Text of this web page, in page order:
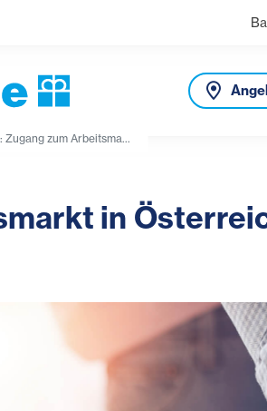
zum Arbeitsma...
in